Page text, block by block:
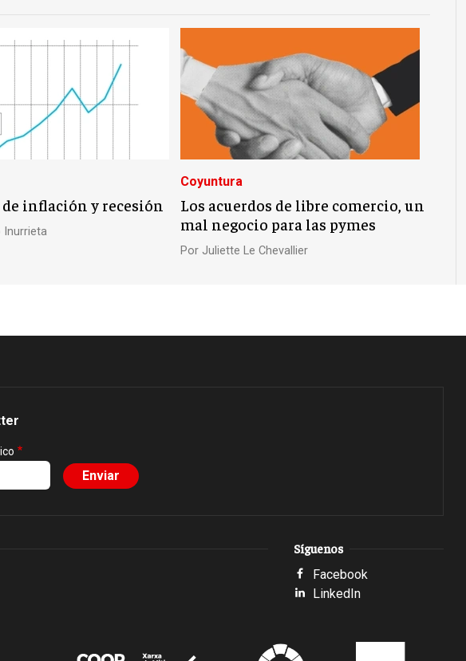
de inflación y recesión
Inurrieta
Coyuntura
Los acuerdos de libre comercio, un
mal negocio para las pymes
Por Juliette Le Chevallier
Síguenos
Facebook
LinkedIn